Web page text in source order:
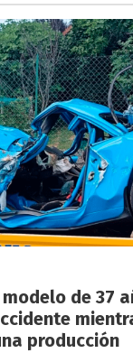
de 37
producción